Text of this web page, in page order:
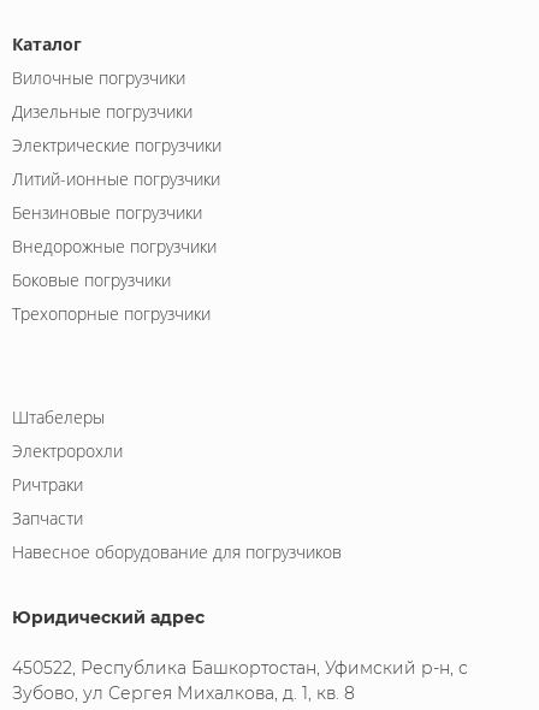
Каталог
Вилочные погрузчики
Дизельные погрузчики
Электрические погрузчики
Литий-ионные погрузчики
Бензиновые погрузчики
Внедорожные погрузчики
Боковые погрузчики
Трехопорные погрузчики
Штабелеры
Электророхли
Ричтраки
Запчасти
Навесное оборудование для погрузчиков
Юридический адрес
450522, Республика Башкортостан, Уфимский р-н, с
Зубово, ул Сергея Михалкова, д. 1, кв. 8